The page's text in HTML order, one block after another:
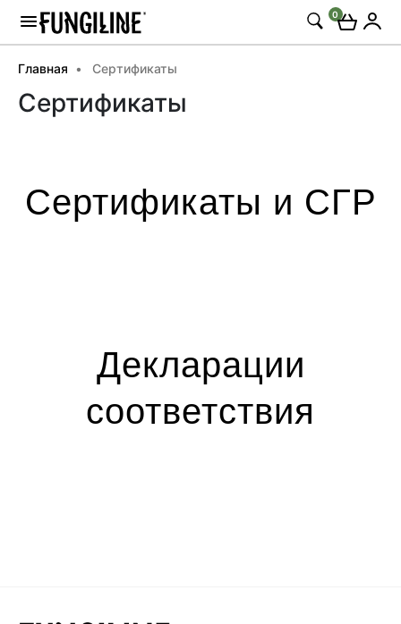
0
Главная Сертификаты
Сертификаты
Сертификаты и СГР
Декларации
соответствия